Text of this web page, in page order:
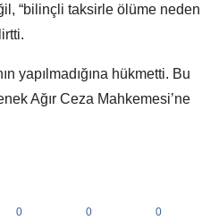
“bilinçli taksirle ölüme neden
yapılmadığına hükmetti. Bu
Ağır Ceza Mahkemesi’ne